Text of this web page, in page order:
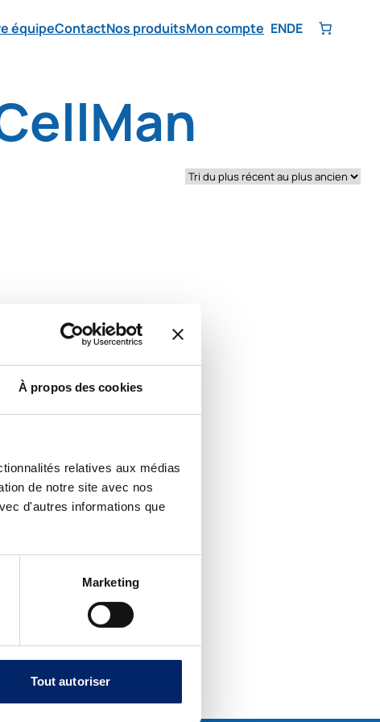
À propos des cookies
relatives aux médias
de notre site avec nos
d'autres informations que
Marketing
Tout autoriser
équipeContactNos produitsMon compte ENDE